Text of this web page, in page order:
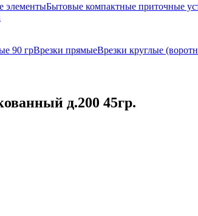
элементыБытовые компактные приточные
90 грВрезки прямыеВрезки круглые
д.200 45гр.